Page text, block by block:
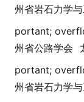
州省岩石力学
portant;
州省公路学会
portant;
州省岩石力学